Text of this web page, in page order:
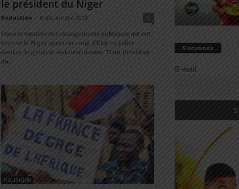
le président du Niger
Redaction - 8 décembre 2023 0
Dans le tumulte des changements politiques qui ont
secoué le Niger après un coup d’État en juillet
dernier, le général Abdourahamane Tiani, président
du...
POLITIQUE
S’abonnez
E-mail